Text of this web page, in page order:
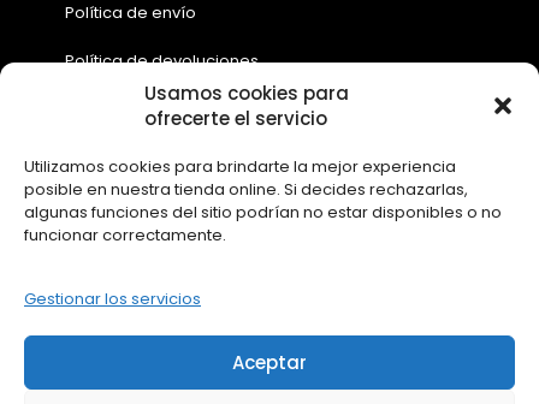
Usamos cookies para
ofrecerte el servicio
Utilizamos cookies para brindarte la mejor experiencia
posible en nuestra tienda online. Si decides rechazarlas,
algunas funciones del sitio podrían no estar disponibles o no
funcionar correctamente.
Gestionar los servicios
Aceptar
Política de envío
Política de devoluciones
Política de cookies (EU)
Política de privacidad
Aviso legal
Mi Cuenta